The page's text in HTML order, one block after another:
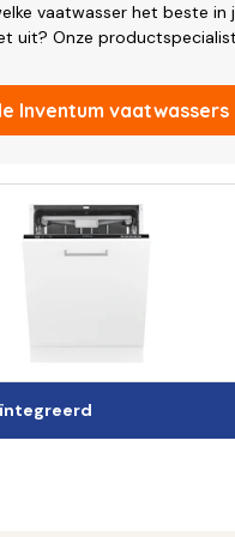
vaatwasser het beste in
uit? Onze
Inventum vaatwassers